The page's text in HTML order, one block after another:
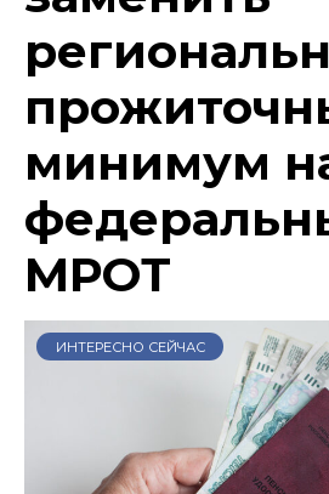
минимум
МРОТ
ИНТЕРЕСНО СЕЙЧАС